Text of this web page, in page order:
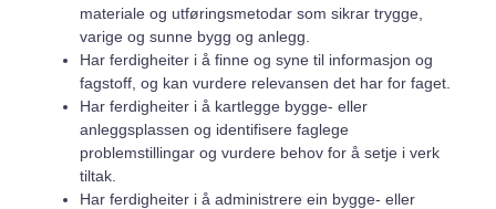
materiale og utføringsmetodar som sikrar trygge,
varige og sunne bygg og anlegg.
Har ferdigheiter i å finne og syne til informasjon og
fagstoff, og kan vurdere relevansen det har for faget.
Har ferdigheiter i å kartlegge bygge- eller
anleggsplassen og identifisere faglege
problemstillingar og vurdere behov for å setje i verk
tiltak.
Har ferdigheiter i å administrere ein bygge- eller